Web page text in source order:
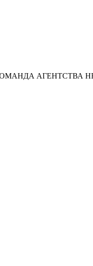
АГЕНТСТВА